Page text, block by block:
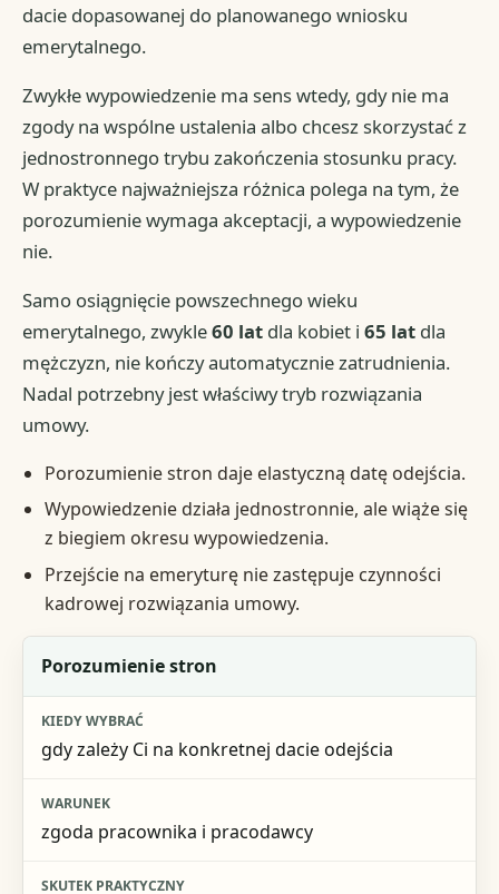
dacie dopasowanej do planowanego wniosku
emerytalnego.
Zwykłe wypowiedzenie ma sens wtedy, gdy nie ma
zgody na wspólne ustalenia albo chcesz skorzystać z
jednostronnego trybu zakończenia stosunku pracy.
W praktyce najważniejsza różnica polega na tym, że
porozumienie wymaga akceptacji, a wypowiedzenie
nie.
Samo osiągnięcie powszechnego wieku
emerytalnego, zwykle60 lat dla kobiet i65 lat dla
mężczyzn, nie kończy automatycznie zatrudnienia.
Nadal potrzebny jest właściwy tryb rozwiązania
umowy.
Porozumienie stron daje elastyczną datę odejścia.
Wypowiedzenie działa jednostronnie, ale wiąże się
z biegiem okresu wypowiedzenia.
Przejście na emeryturę nie zastępuje czynności
kadrowej rozwiązania umowy.
Wariant
Kiedy wybrać
Warunek
Porozumienie stron
gdy zależy Ci na konkretnej dacie odejścia
zgoda pracownika i pracodawcy